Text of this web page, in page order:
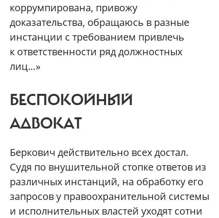
коррумпирована, привожу
доказательства, обращаюсь в разные
инстанции с требованием привлечь
к ответственности ряд должностных
лиц…»
БЕСПОКОЙНЫЙ
АДВОКАТ
Беркович действительно всех достал.
Судя по внушительной стопке ответов из
различных инстанций, на обработку его
запросов у правоохранительной системы
и исполнительных властей уходят сотни